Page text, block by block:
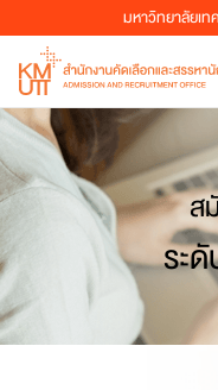
มหาวิทยาลัยเท
ส
ระ